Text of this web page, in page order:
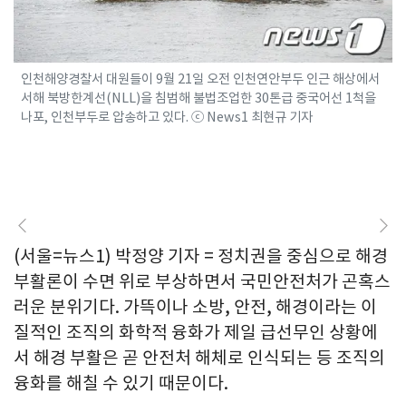
인천해양경찰서 대원들이 9월 21일 오전 인천연안부두 인근 해상에서
서해 북방한계선(NLL)을 침범해 불법조업한 30톤급 중국어선 1척을
나포, 인천부두로 압송하고 있다. ⓒ News1 최현규 기자
(서울=뉴스1) 박정양 기자 = 정치권을 중심으로 해경
부활론이 수면 위로 부상하면서 국민안전처가 곤혹스
러운 분위기다. 가뜩이나 소방, 안전, 해경이라는 이
질적인 조직의 화학적 융화가 제일 급선무인 상황에
서 해경 부활은 곧 안전처 해체로 인식되는 등 조직의
융화를 해칠 수 있기 때문이다.